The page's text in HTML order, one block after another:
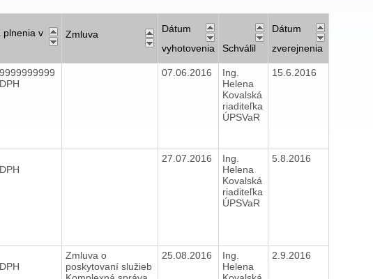
plnenia v
Zmluva
Dátum
vyhotovenia
Schválil
Dátum
zverejnenia
07.06.2016
Ing.
Helena
Kovalská
riaditeľka
ÚPSVaR
15.6.2016
27.07.2016
Ing.
Helena
Kovalská
riaditeľka
ÚPSVaR
5.8.2016
Zmluva o
poskytovaní služieb
25.08.2016
Ing.
Helena
2.9.2016